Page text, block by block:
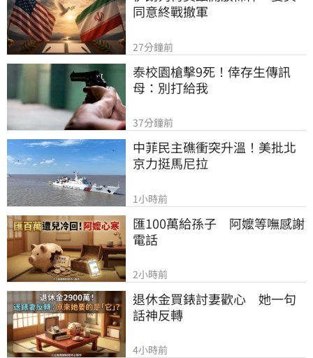
同意終戰撤軍
27分鐘前
泰校園槍擊9死！倖存生傳訊
母：別打給我
37分鐘前
中菲民主礁衝突升溫！美批北
京力挺馬尼拉
1小時前
匯100萬給孫子　阿嬤等嘸感謝
電話
2小時前
退休金買錶討妻歡心　她一句
話神反轉
4小時前